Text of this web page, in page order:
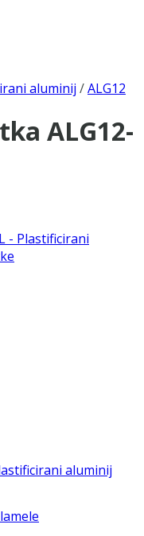
aluminij /ALG12
ALG12-
- Plastificirani
aluminij